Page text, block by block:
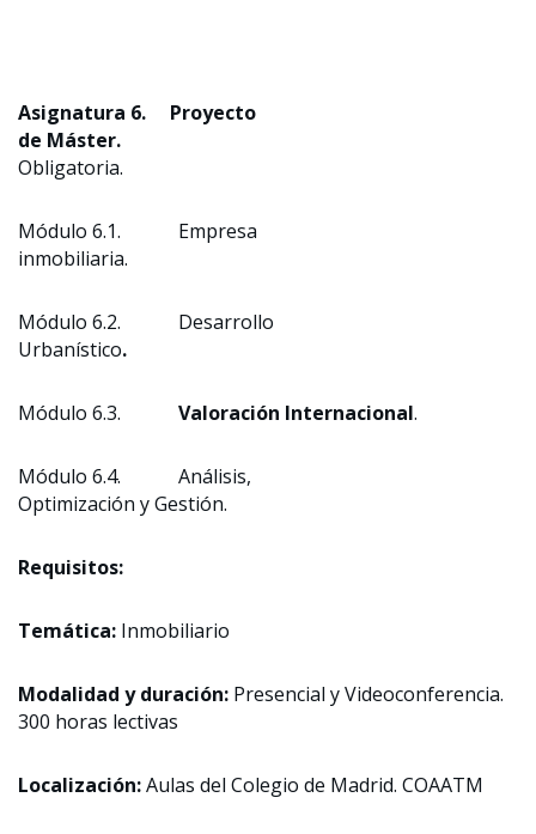
Asignatura 6. Proyecto
de Máster.
Obligatoria.
Módulo 6.1. Empresa
inmobiliaria.
Módulo 6.2. Desarrollo
Urbanístico.
Módulo 6.3. Valoración Internacional.
Módulo 6.4. Análisis,
Optimización y Gestión.
Requisitos:
Temática: Inmobiliario
Modalidad y duración: Presencial y Videoconferencia.
300 horas lectivas
Localización:Aulas del Colegio de Madrid. COAATM